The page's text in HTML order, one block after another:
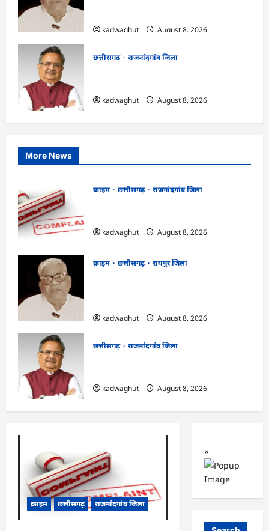
kadwaghut
August 8, 2026
छत्तीसगढ़
राजनांदगांव जिला
kadwaghut
August 8, 2026
More News
क्राइम छत्तीसगढ़
राजनांदगांव जिला
kadwaghut
August 8, 2026
क्राइम छत्तीसगढ़
रायपुर जिला
kadwaghut
August 8, 2026
छत्तीसगढ़
राजनांदगांव जिला
kadwaghut
August 8, 2026
क्राइम छत्तीसगढ़ राजनांदगांव जिला
×